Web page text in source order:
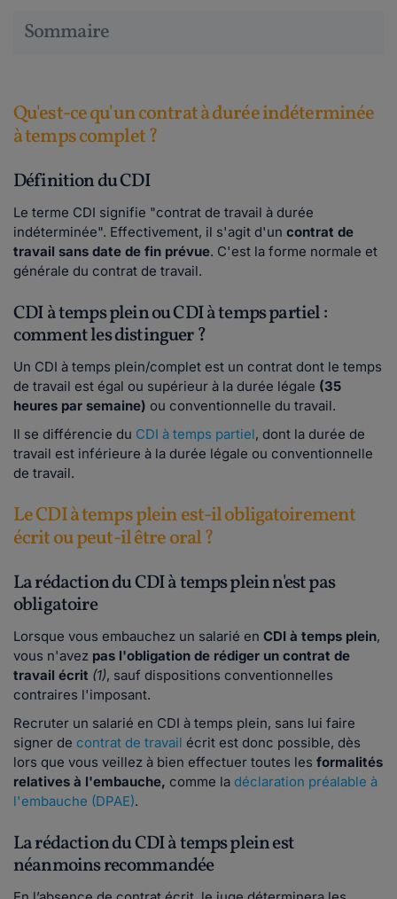
Sommaire
Qu'est-ce qu'un contrat à durée indéterminée
à temps complet ?
Définition du CDI
Le terme CDI signifie "contrat de travail à durée
indéterminée". Effectivement, il s'agit d'un contrat de
travail sans date de fin prévue. C'est la forme normale et
générale du contrat de travail.
CDI à temps plein ou CDI à temps partiel :
comment les distinguer ?
Un CDI à temps plein/complet est un contrat dont le temps
de travail est égal ou supérieur à la durée légale (35
heures par semaine) ou conventionnelle du travail.
Il se différencie du CDI à temps partiel, dont la durée de
travail est inférieure à la durée légale ou conventionnelle
de travail.
Le CDI à temps plein est-il obligatoirement
écrit ou peut-il être oral ?
La rédaction du CDI à temps plein n'est pas
obligatoire
Lorsque vous embauchez un salarié en CDI à temps plein,
vous n'avez pas l'obligation de rédiger un contrat de
travail écrit (1), sauf dispositions conventionnelles
contraires l'imposant.
Recruter un salarié en CDI à temps plein, sans lui faire
signer de contrat de travail écrit est donc possible, dès
lors que vous veillez à bien effectuer toutes les formalités
relatives à l'embauche, comme la déclaration préalable à
l'embauche (DPAE).
La rédaction du CDI à temps plein est
néanmoins recommandée